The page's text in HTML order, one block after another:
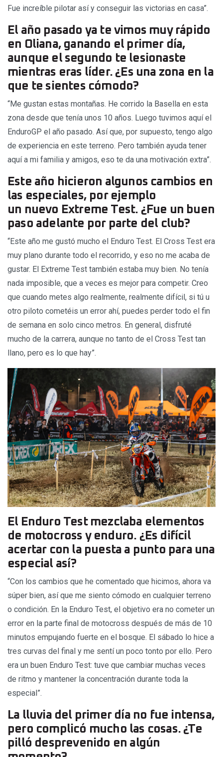
Fue increíble pilotar así y conseguir las victorias en casa”.
El año pasado ya te vimos muy rápido
en Oliana, ganando el primer día,
aunque el segundo te lesionaste
mientras eras líder. ¿Es una zona en la
que te sientes cómodo?
“Me gustan estas montañas. He corrido la Basella en esta
zona desde que tenía unos 10 años. Luego tuvimos aquí el
EnduroGP el año pasado. Así que, por supuesto, tengo algo
de experiencia en este terreno. Pero también ayuda tener
aquí a mi familia y amigos, eso te da una motivación extra”.
Este año hicieron algunos cambios en
las especiales, por ejemplo
un nuevo Extreme Test. ¿Fue un buen
paso adelante por parte del club?
“Este año me gustó mucho el Enduro Test. El Cross Test era
muy plano durante todo el recorrido, y eso no me acaba de
gustar. El Extreme Test también estaba muy bien. No tenía
nada imposible, que a veces es mejor para competir. Creo
que cuando metes algo realmente, realmente difícil, si tú u
otro piloto cometéis un error ahí, puedes perder todo el fin
de semana en solo cinco metros. En general, disfruté
mucho de la carrera, aunque no tanto de el Cross Test tan
llano, pero es lo que hay”.
El Enduro Test mezclaba elementos
de motocross y enduro. ¿Es difícil
acertar con la puesta a punto para una
especial así?
“Con los cambios que he comentado que hicimos, ahora va
súper bien, así que me siento cómodo en cualquier terreno
o condición. En la Enduro Test, el objetivo era no cometer un
error en la parte final de motocross después de más de 10
minutos empujando fuerte en el bosque. El sábado lo hice a
tres curvas del final y me sentí un poco tonto por ello. Pero
era un buen Enduro Test: tuve que cambiar muchas veces
de ritmo y mantener la concentración durante toda la
especial”.
La lluvia del primer día no fue intensa,
pero complicó mucho las cosas. ¿Te
pilló desprevenido en algún